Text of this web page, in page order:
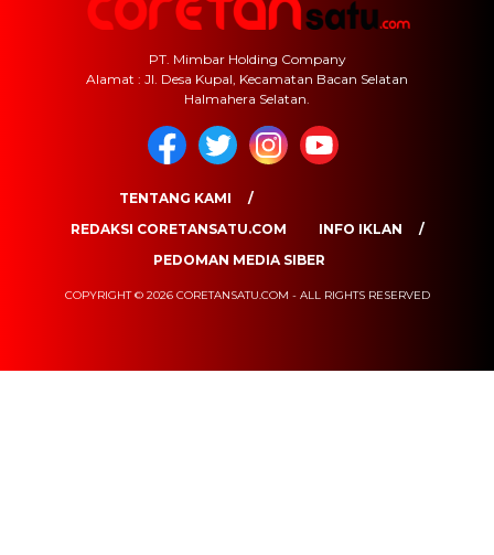
PT. Mimbar Holding Company
Alamat : Jl. Desa Kupal, Kecamatan Bacan Selatan
Halmahera Selatan.
TENTANG KAMI
REDAKSI CORETANSATU.COM
INFO IKLAN
PEDOMAN MEDIA SIBER
COPYRIGHT © 2026 CORETANSATU.COM - ALL RIGHTS RESERVED